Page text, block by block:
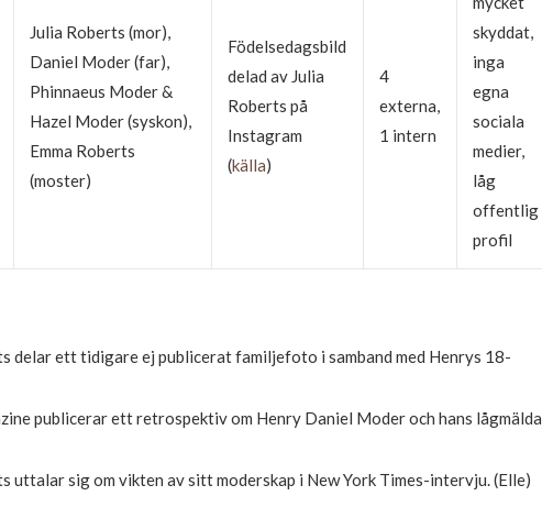
Julia Roberts (mor),
Daniel Moder (far),
Phinnaeus Moder &
Hazel Moder (syskon),
Emma Roberts
(moster)
Födelsedagsbild
delad av Julia
Roberts på
Instagram
(källa)
4
externa,
1 intern
skyddat,
inga
egna
sociala
medier,
låg
offentlig
profil
delar ett tidigare ej publicerat familjefoto i samband med Henrys 18-
publicerar ett retrospektiv om Henry Daniel Moder och hans lågmälda
uttalar sig om vikten av sitt moderskap i New York Times-intervju. (Elle)